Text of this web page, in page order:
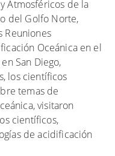
Atmosféricos de la
del Golfo Norte,
Reuniones
Oceánica en el
San Diego,
los científicos
temas de
visitaron
científicos,
de acidificación